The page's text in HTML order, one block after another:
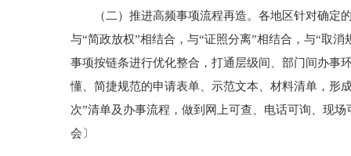
（二）推进高频事项流程再造。各地区针对确定的
与“简政放权”相结合，与“证照分离”相结合，与“取
事项按链条进行优化整合，打通层级间、部门间办事
懂、简捷规范的申请表单、示范文本、材料清单，形
次”清单及办事流程，做到网上可查、电话可询、现
会〕